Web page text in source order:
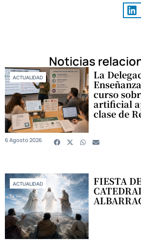
Noticias
ACTUALIDAD La
curso
artificial
clase de
6 Agosto 2026
ACTUALIDAD FIESTA